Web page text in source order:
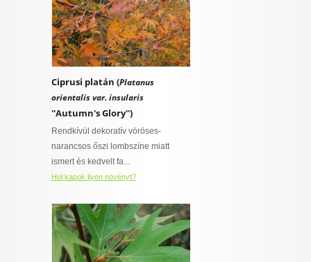
Ciprusi platán (Platanus
orientalis var. insularis
''Autumn's Glory'')
Rendkívül dekoratív vöröses-
narancsos őszi lombszíne miatt
ismert és kedvelt fa...
Hol kapok ilyen növényt?